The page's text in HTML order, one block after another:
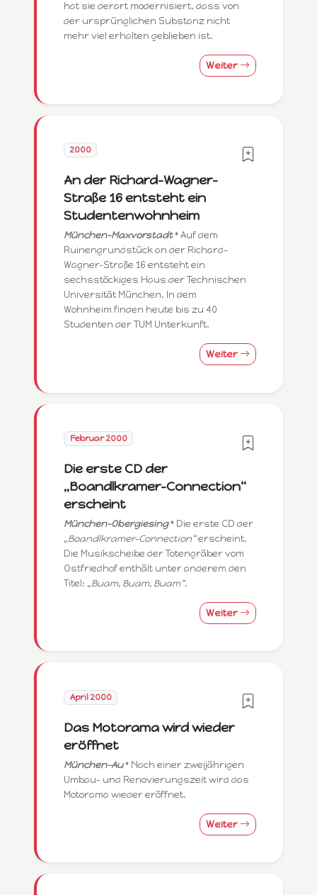
hat sie derart modernisiert, dass von
der ursprünglichen Substanz nicht
mehr viel erhalten geblieben ist.
Weiter
2000
An der Richard-Wagner-
Straße 16 entsteht ein
Studentenwohnheim
München-Maxvorstadt* Auf dem
Ruinengrundstück an der Richard-
Wagner-Straße 16 entsteht ein
sechsstöckiges Haus der Technischen
Universität München. In dem
Wohnheim finden heute bis zu 40
Studenten der TUM Unterkunft.
Weiter
Februar 2000
Die erste CD der
„Boandlkramer-Connection“
erscheint
München-Obergiesing* Die erste CD der
„Boandlkramer-Connection“erscheint.
Die Musikscheibe der Totengräber vom
Ostfriedhof enthält unter anderem den
Titel: „Buam, Buam, Buam“.
Weiter
April 2000
Das Motorama wird wieder
eröffnet
München-Au * Nach einer zweijährigen
Umbau- und Renovierungszeit wird das
Motorama wieder eröffnet.
Weiter